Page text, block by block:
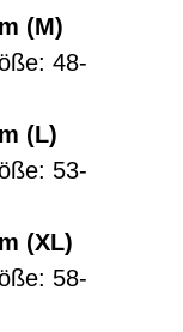
(M)
48-
(L)
53-
(XL)
58-